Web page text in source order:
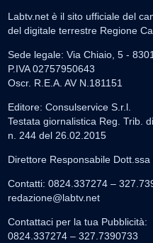
Labtv.net è il sito ufficiale del
del digitale terrestre Regione
Sede legale: Via Chiaio, 5 -
P.IVA 02757950643
Oscr. R.E.A. AV N.181151
Editore: Consulservice S.r.l.
Testata giornalistica Reg. Trib.
n. 244 del 26.02.2015
Direttore Responsabile Dott.ssa
Contatti: 0824.337274 –
redazione@labtv.net
Contattaci per la tua Pubblicità:
0824.337274 – 327.7390733